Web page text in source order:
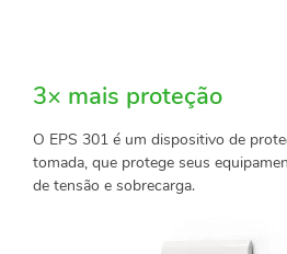
3× mais proteção
O EPS 301 é um dispositivo de
tomada, que protege seus
de tensão e sobrecarga.